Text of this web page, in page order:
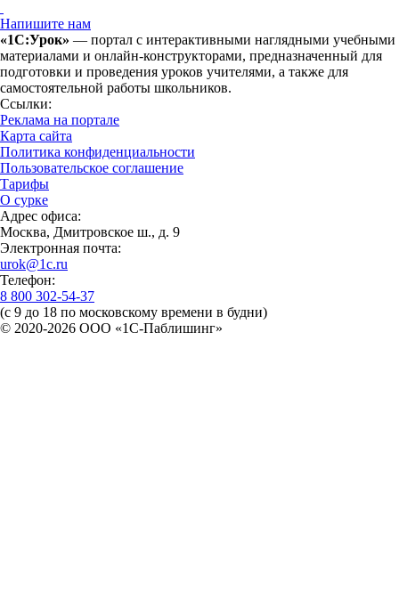
Напишите нам
«1С:Урок» — портал с интерактивными наглядными учебными
материалами и онлайн-конструкторами, предназначенный для
подготовки и проведения уроков учителями, а также для
самостоятельной работы школьников.
Ссылки:
Реклама на портале
Карта сайта
Политика конфиденциальности
Пользовательское соглашение
Тарифы
О сурке
Адрес офиса:
Москва, Дмитровское ш., д. 9
Электронная почта:
urok@1c.ru
Телефон:
8 800 302-54-37
(с 9 до 18 по московскому времени в будни)
© 2020-2026 OOO «1С-Паблишинг»